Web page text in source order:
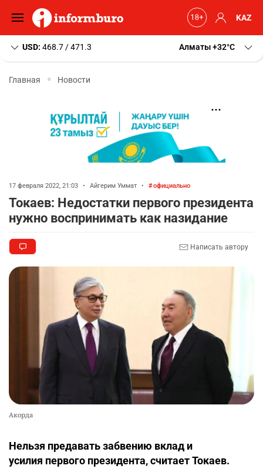
KAZ
USD: 468.7 / 471.3 Алматы+32 C
Главная Новости
17 февраля 2022, 21:03 • Айгерим Уммат • официально
Токаев: Недостатки первого президента
нужно воспринимать как назидание
Написать автору
Акорда
Нельзя предавать забвению вклад и
усилия первого президента, считает Токаев.